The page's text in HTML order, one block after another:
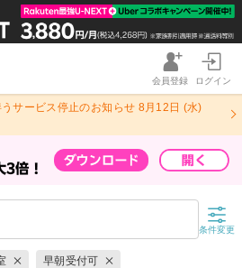
会員登録 ログイン
サービス停止のお知らせ 8月12日 (水)
条件変更
早朝受付可